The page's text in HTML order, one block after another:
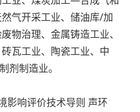
气开采工业、储油库/加
物治理、金属铸造工业、
瓦工业、陶瓷工业、中
剂制造业。
影响评价技术导则 声环